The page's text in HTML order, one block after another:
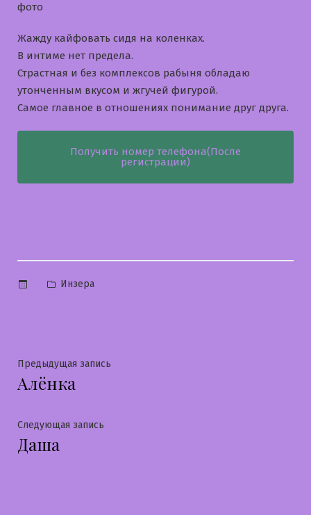
фото
Жажду кайфовать сидя на коленках.
В интиме нет предела.
Страстная и без комплексов рабыня обладаю
утонченным вкусом и жгучей фигурой.
Самое главное в отношениях понимание друг друга.
Получить номер телефона(После
регистрации)
Опубликовано
Инзера
Навигация
по
записям
Предыдущая запись
Алёнка
Следующая запись
Даша